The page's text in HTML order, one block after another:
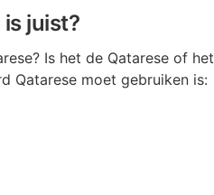
juist?
Is het de Qatarese of het
Qatarese moet gebruiken is: